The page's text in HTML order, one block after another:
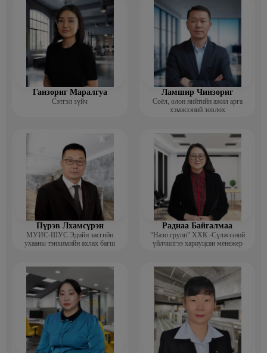
Ганзориг Маралгуа
Сэтгэл зүйч
Ламшир Чинзориг
Соёл, олон нийтийн ажил арга
хэмжээний зөвлөх
Пүрэв Лхамсүрэн
МУИС-ШУС Эдийн засгийн
ухааны тэнхимийн ахлах багш
Раднаа Байгалмаа
“Назо групп” ХХК -Сүлжээний
үйлчилгээ хариуцсан менежер